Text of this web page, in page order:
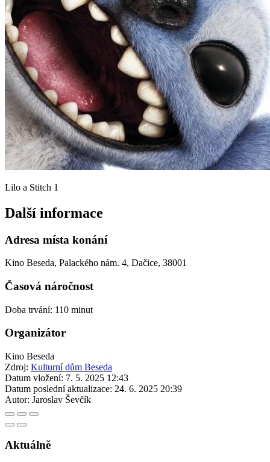
Lilo a Stitch 1
Další informace
Adresa místa konání
Kino Beseda, Palackého nám. 4, Dačice, 38001
Časová náročnost
Doba trvání: 110 minut
Organizátor
Kino Beseda
Zdroj: Kulturní dům Beseda
Datum vložení: 7. 5. 2025 12:43
Datum poslední aktualizace: 24. 6. 2025 20:39
Autor: Jaroslav Ševčík
Aktuálně